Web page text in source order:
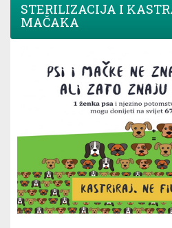
STERILIZACIJA I
MAČAKA